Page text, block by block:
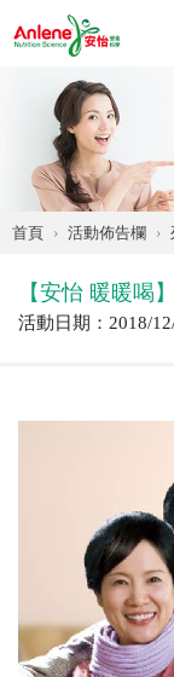
首頁 活動佈告欄
【安怡 暖暖喝
活動日期：2018/